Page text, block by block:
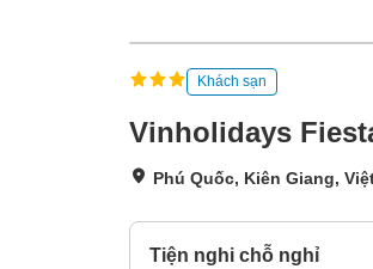
Khách sạn
Vinholidays
Phú Quốc, Kiên Giang,
Tiện nghi chỗ nghỉ